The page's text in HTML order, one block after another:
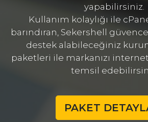
yapabilirsiniz.
Kullanım kolaylığı ile
barındıran, Sekershell
destek alabileceğiniz
paketleri ile markanızı
temsil
PAKET